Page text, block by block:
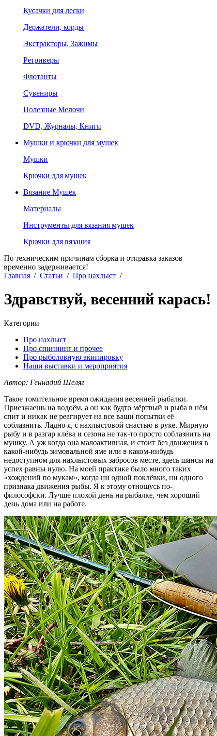
Кусачки для лески
Держатели, корды
Экстракторы, Зажимы
Ретриверы
Флотанты
Сувениры
Полезные Мелочи
DVD, Журналы, Книги
Мушки и крючки для мушек
Мушки
Крючки для мушек
Вязание Мушек
Материалы
Инструменты для вязания мушек
Крючки для вязания
По техническим причинам сборка и отправка заказов
временно задерживается!
Главная / Статьи / Про нахлыст /
Здравствуй, весенний карась!
Категории
Про нахлыст
Про спиннинг и прочее
Про рыболовную экипировку
Наши выставки и мероприятия
Автор: Геннадий Шеляг
Такое томительное время ожидания весенней рыбалки.
Приезжаешь на водоём, а он как будто мёртвый и рыба в нём
спит и никак не реагирует на все ваши попытки её
соблазнить. Ладно я, с нахлыстовой снастью в руке. Мирную
рыбу и в разгар клёва и сезона не так-то просто соблазнить на
мушку. А уж когда она малоактивная, и стоит без движения в
какой-нибудь зимовальной яме или в каком-нибудь
недоступном для нахлыстовых забросов месте, здесь шансы на
успех равны нулю. На моей практике было много таких
«хождений по мукам», когда ни одной поклёвки, ни одного
признака движения рыбы. Я к этому отношусь по-
философски. Лучше плохой день на рыбалке, чем хороший
день дома или на работе.